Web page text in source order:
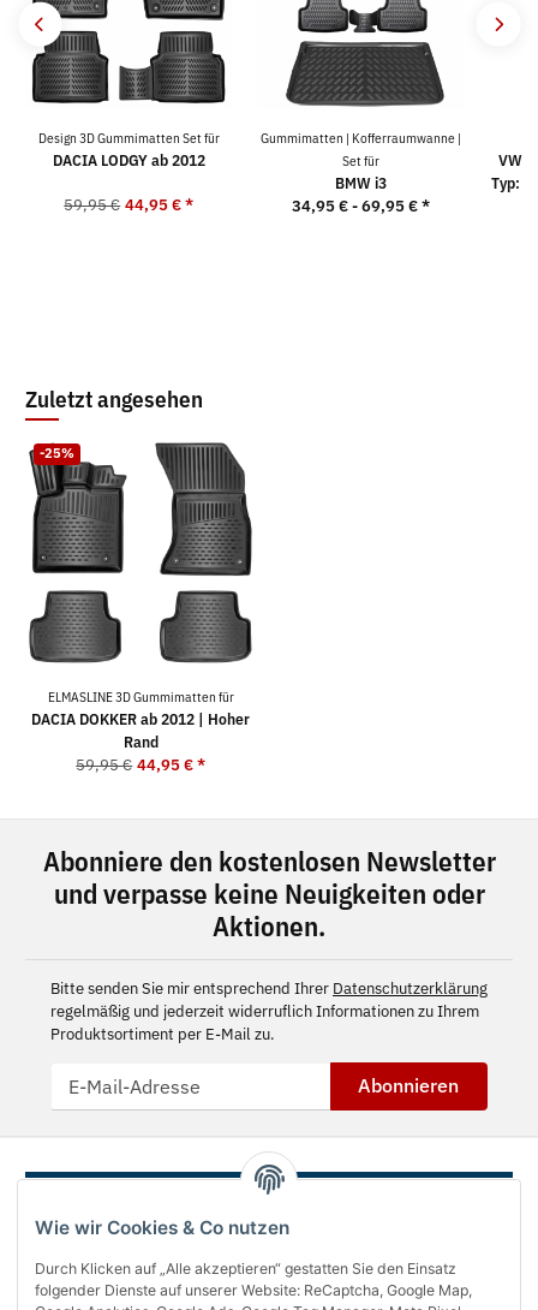
Wie wir Cookies & Co nutzen
Durch Klicken auf „Alle akzeptieren“ gestatten Sie den Einsatz
folgender Dienste auf unserer Website: ReCaptcha, Google Map,
Design 3D Gummimatten Set für
DACIA LODGY ab 2012
59,95 € 44,95 €*
Gummimatten | Kofferraumwanne |
Set für
BMW i3
34,95 € -69,95 €*
VW
Typ:
Zuletzt angesehen
-25%
ELMASLINE 3D Gummimatten für
DACIA DOKKER ab 2012 | Hoher
Rand
59,95 € 44,95 €*
Abonniere den kostenlosen Newsletter
und verpasse keine Neuigkeiten oder
Aktionen.
Bitte senden Sie mir entsprechend Ihrer Datenschutzerklärung
regelmäßig und jederzeit widerruflich Informationen zu Ihrem
Produktsortiment per E-Mail zu.
Abonnieren